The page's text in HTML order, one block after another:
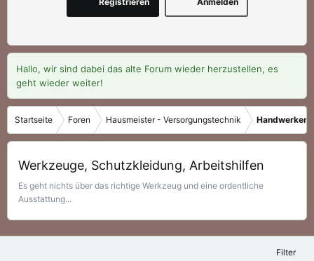
Hallo, wir sind dabei das alte Forum wieder herzustellen, es
geht wieder weiter!
Startseite Foren Hausmeister - Versorgungstechnik Handwerker
Werkzeuge, Schutzkleidung, Arbeitshilfen
Es geht nichts über das richtige Werkzeug und eine ordentliche
Ausstattung...
Filter